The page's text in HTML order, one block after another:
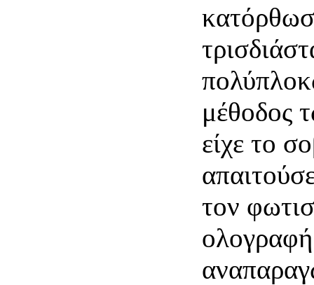
μέθοδος
είχε το
τον